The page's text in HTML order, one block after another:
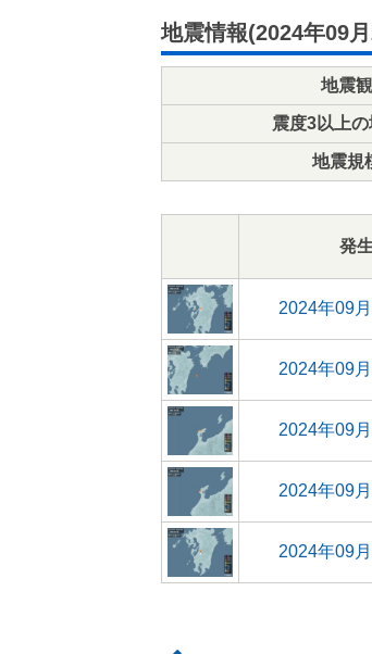
地震情報(2024年09
地震
震度3以上
地震規
発
2024年09
2024年09
2024年09
2024年09
2024年09